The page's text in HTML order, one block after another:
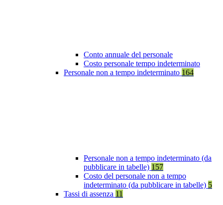
Conto annuale del personale
Costo personale tempo indeterminato
Personale non a tempo indeterminato 164
Personale non a tempo indeterminato (da
pubblicare in tabelle) 157
Costo del personale non a tempo
indeterminato (da pubblicare in tabelle) 5
Tassi di assenza 11